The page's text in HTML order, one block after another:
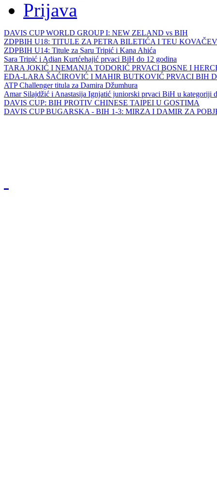
Prijava
DAVIS CUP WORLD GROUP I: NEW ZELAND vs BIH
ZDPBIH U18: TITULE ZA PETRA BILETIĆA I TEU
ZDPBIH U14: Titule za Saru Tripić i Kana Ahića
Sara Tripić i Adian Kurtćehajić prvaci BiH do 12 godina
TARA JOKIĆ I NEMANJA TODORIĆ PRVACI BOSNE I
EDA-LARA ŠAĆIROVIĆ I MAHIR BUTKOVIĆ PRVACI BIH
ATP Challenger titula za Damira Džumhura
Amar Silajdžić i Anastasija Ignjatić juniorski prvaci BiH u kategoriji
DAVIS CUP: BIH PROTIV CHINESE TAIPEI U GOSTIMA
DAVIS CUP BUGARSKA - BIH 1-3: MIRZA I DAMIR ZA